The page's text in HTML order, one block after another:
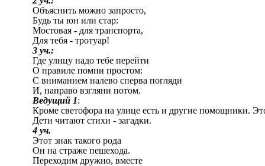
Объяснить можно запросто,
Будь ты юн или стар:
Мостовая - для транспорта,
Для тебя - тротуар!
3 уч.:
Где улицу надо тебе перейти
О правиле помни простом:
С вниманием налево сперва погляди
И, направо взгляни потом.
Ведущий 1:
Кроме светофора на улице есть и другие помощники.
Дети читают стихи - загадки.
4 уч.
Этот знак такого рода
Он на страже пешехода.
Переходим дружно, вместе